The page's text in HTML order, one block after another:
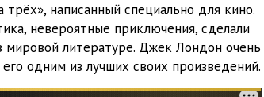
написанный специально для кино.
невероятные приключения, сделали
мировой литературе. Джек Лондон очень
одним из лучших своих произведений.